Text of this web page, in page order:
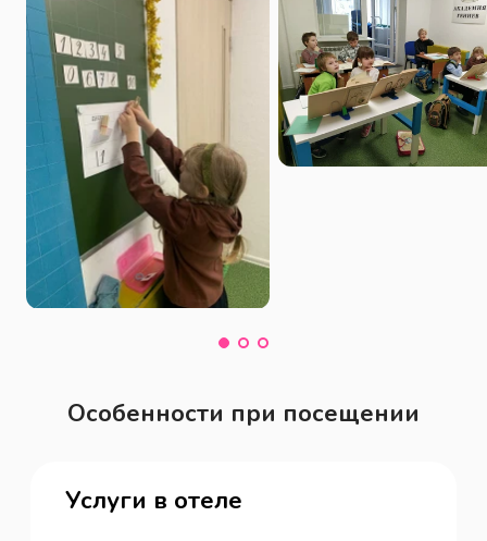
науки) , Есть детские группы ,
Доступность входа на инвалидной
коляске(доступно) Частная школа ,
центр развития ребёнка , начальная
школа
Особенности при посещении
Услуги в отеле